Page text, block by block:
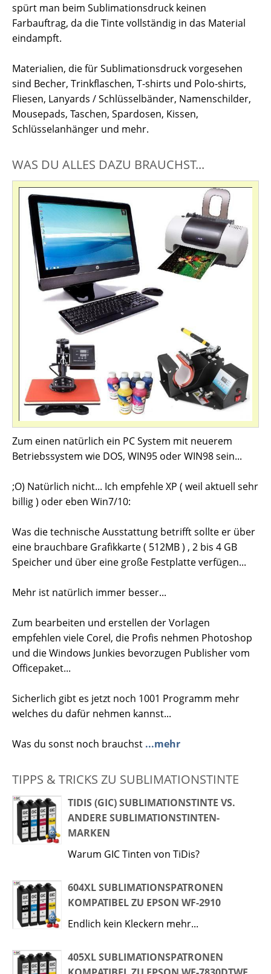
spürt man beim Sublimationsdruck keinen
Farbauftrag, da die Tinte vollständig in das Material
eindampft.
Materialien, die für Sublimationsdruck vorgesehen
sind Becher, Trinkflaschen, T-shirts und Polo-shirts,
Fliesen, Lanyards / Schlüsselbänder, Namenschilder,
Mousepads, Taschen, Spardosen, Kissen,
Schlüsselanhänger und mehr.
WAS DU ALLES DAZU BRAUCHST...
Zum einen natürlich ein PC System mit neuerem
Betriebssystem wie DOS, WIN95 oder WIN98 sein...
;O) Natürlich nicht... Ich empfehle XP ( weil aktuell sehr
billig ) oder eben Win7/10:
Was die technische Ausstattung betrifft sollte er über
eine brauchbare Grafikkarte ( 512MB ) , 2 bis 4 GB
Speicher und über eine große Festplatte verfügen...
Mehr ist natürlich immer besser...
Zum bearbeiten und erstellen der Vorlagen
empfehlen viele Corel, die Profis nehmen Photoshop
und die Windows Junkies bevorzugen Publisher vom
Officepaket...
Sicherlich gibt es jetzt noch 1001 Programm mehr
welches du dafür nehmen kannst...
Was du sonst noch brauchst ...mehr
TIPPS & TRICKS ZU SUBLIMATIONSTINTE
TIDIS (GIC) SUBLIMATIONSTINTE VS.
ANDERE SUBLIMATIONSTINTEN-
MARKEN
Warum GIC Tinten von TiDis?
604XL SUBLIMATIONSPATRONEN
KOMPATIBEL ZU EPSON WF-2910
Endlich kein Kleckern mehr...
405XL SUBLIMATIONSPATRONEN